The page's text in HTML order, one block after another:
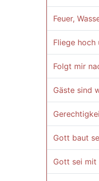
Feuer,
Fliege
Folgt mir
Gäste sind
Gott baut
Gott sei mit